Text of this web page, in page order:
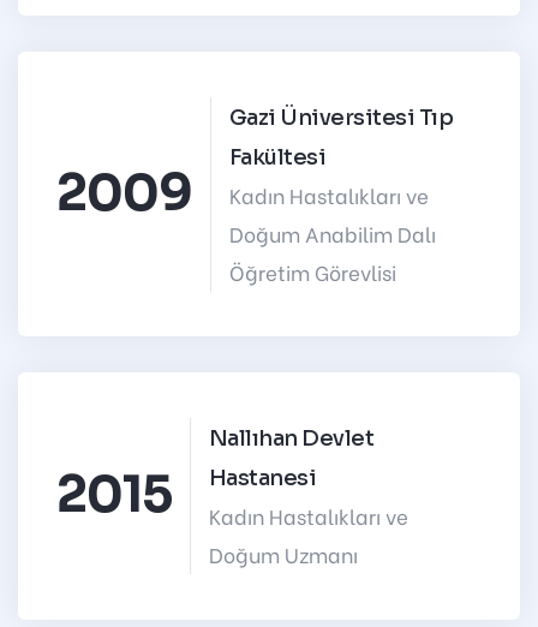
2009
Gazi Üniversitesi Tıp
Fakültesi
Kadın Hastalıkları ve
Doğum Anabilim Dalı
Öğretim Görevlisi
2015
Nallıhan Devlet
Hastanesi
Kadın Hastalıkları ve
Doğum Uzmanı